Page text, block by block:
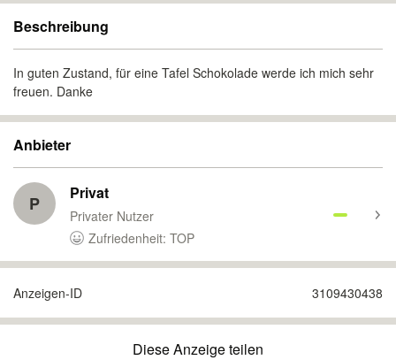
Beschreibung
In guten Zustand, für eine Tafel Schokolade werde ich mich sehr
freuen. Danke
Anbieter
P Privat
Privater Nutzer
Zufriedenheit: TOP
Anzeigen-ID 3109430438
Diese Anzeige teilen